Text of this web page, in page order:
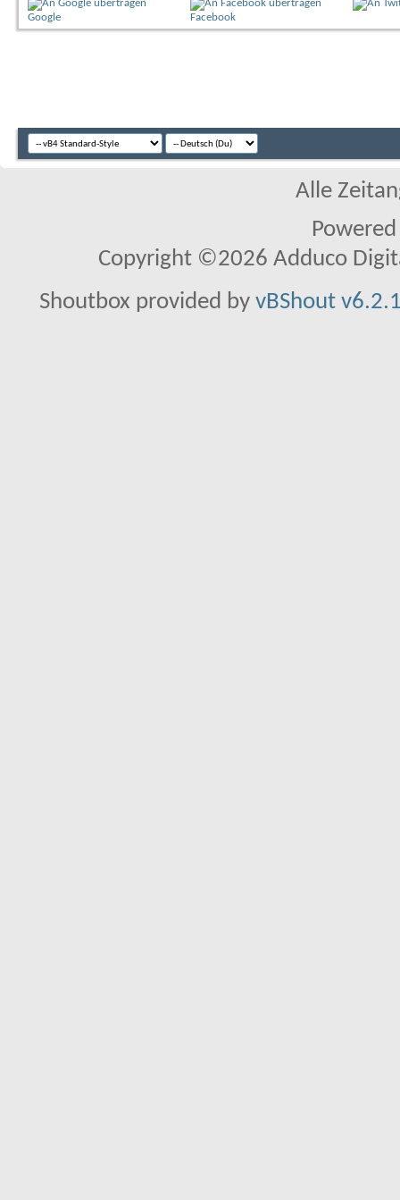
Google Facebook
Alle
Copyright ©2026 Adduco
Shoutbox provided by vBShout